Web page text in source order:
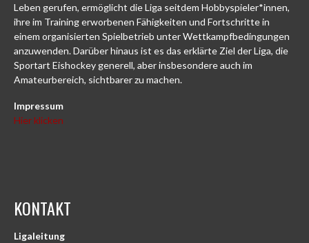
Leben gerufen, ermöglicht die Liga seitdem Hobbyspieler*innen,
ihre im Training erworbenen Fähigkeiten und Fortschritte in
einem organisierten Spielbetrieb unter Wettkampfbedingungen
anzuwenden. Darüber hinaus ist es das erklärte Ziel der Liga, die
Sportart Eishockey generell, aber insbesondere auch im
Amateurbereich, sichtbarer zu machen.
Impressum
Hier klicken
KONTAKT
Ligaleitung